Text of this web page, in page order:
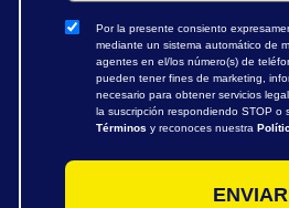
Por la presente consiento
mediante un sistema automático de
agentes en el/los número(s) de
pueden tener fines de marketing,
necesario para obtener servicios
la suscripción respondiendo STOP
Términos y reconoces nuestra